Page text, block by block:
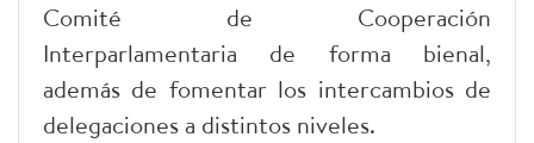
Comité de Cooperación
Interparlamentaria de forma bienal,
además de fomentar los intercambios de
delegaciones a distintos niveles.